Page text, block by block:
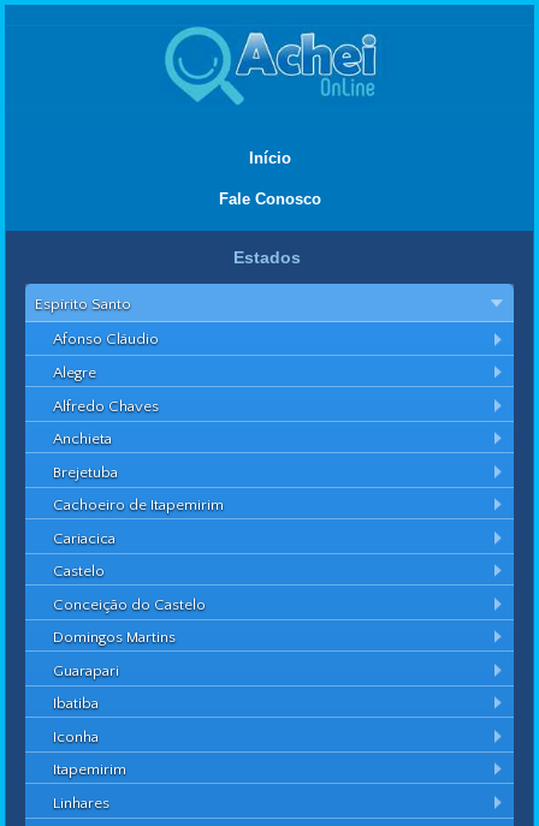
Início
Fale Conosco
Estados
Espírito Santo
Afonso Cláudio
Alegre
Alfredo Chaves
Anchieta
Brejetuba
Cachoeiro de Itapemirim
Cariacica
Castelo
Conceição do Castelo
Domingos Martins
Guarapari
Ibatiba
Iconha
Itapemirim
Linhares